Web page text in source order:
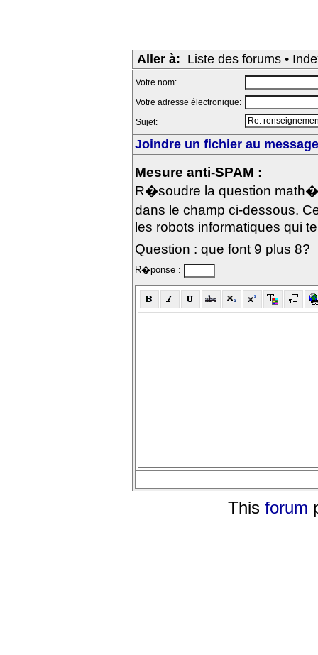
Aller à: Liste des forums •
Votre nom:
Votre adresse électronique:
Sujet:
Joindre un fichier au
Mesure anti-SPAM :
R�soudre la question
dans le champ ci-dessous.
les robots informatiques qui
Question : que font 9 plus 8?
R�ponse :
This forum